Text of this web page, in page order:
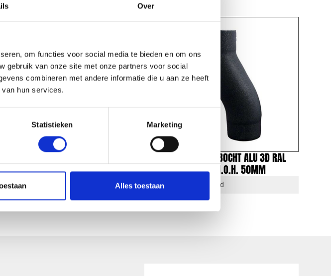
Over
om functies voor social media te bieden en om ons
gebruik van onze site met onze partners voor social
combineren met andere informatie die u aan ze heeft
hun services.
Statistieken Marketing
Alles toestaan
VESTIS SPRONGBOCHT ALU 3D RAL
7016 Ø100MM H.O.H. 50MM
1-4 dagen levertijd
VESTIS SPRONGBOCHT ALU 3D RAL
7016 Ø80MM H.O.H. 50MM
1-4 dagen levertijd